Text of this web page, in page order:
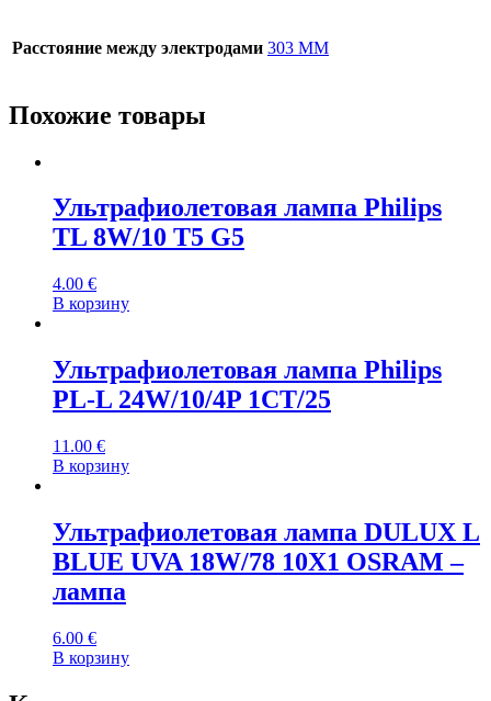
Расстояние между электродами 303 MM
Похожие товары
Ультрафиолетовая лампа Philips
TL 8W/10 T5 G5
4.00 €
В корзину
Ультрафиолетовая лампа Philips
PL-L 24W/10/4P 1CT/25
11.00 €
В корзину
Ультрафиолетовая лампа DULUX L
BLUE UVA 18W/78 10X1 OSRAM –
лампа
6.00 €
В корзину